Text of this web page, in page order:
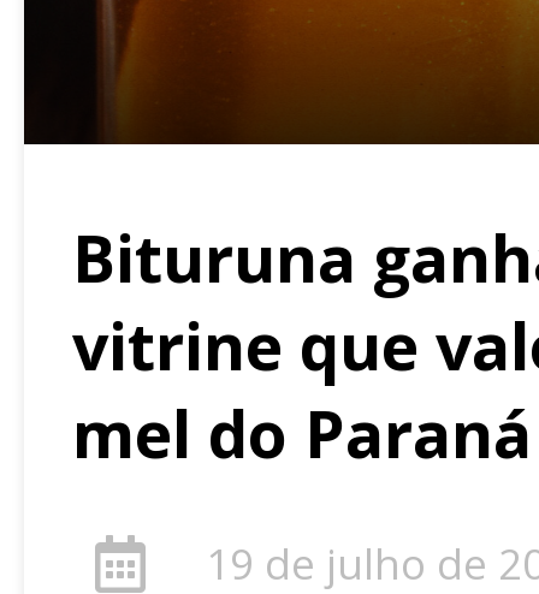
Bituruna
vitrine que
mel do
19 de julho de